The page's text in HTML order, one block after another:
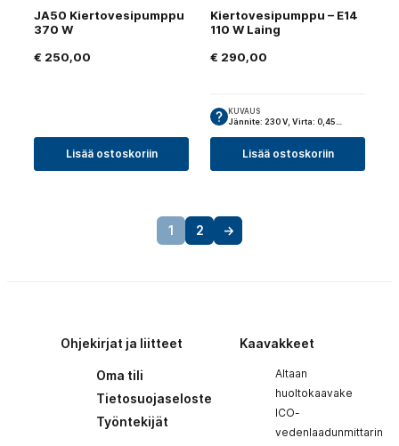
JA50 Kiertovesipumppu
370 W
€ 250,00
Lisää ostoskoriin
Kiertovesipumppu – E14
110 W Laing
€ 290,00
KUVAUS
Jännite: 230 V, Virta: 0,45…
Lisää ostoskoriin
1 2 →
Ohjekirjat ja liitteet
Oma tili
Tietosuojaseloste
Työntekijät
Kaavakkeet
Altaan
huoltokaavake
ICO-
vedenlaadunmittarin